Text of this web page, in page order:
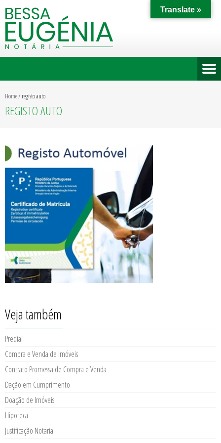
Home/ registo auto
REGISTO AUTO
Veja também
Predial
Compra e Venda de Imóveis
Contrato Promessa de Compra e Venda
Dação em Cumprimento
Doação de Imóveis
Hipoteca
Justificação Notarial
Translate »